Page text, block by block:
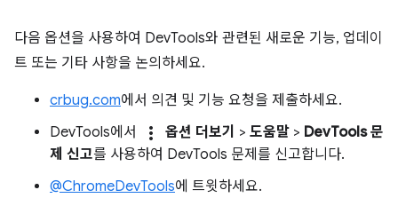
다음 옵션을 사용하여 DevTools와 관련된 새로운 기능, 업데이
트 또는 기타 사항을 논의하세요.
crbug.com에서 의견 및 기능 요청을 제출하세요.
DevTools에서
more_vert 옵션 더보기 > 도움말 > DevTools 문
제 신고를 사용하여 DevTools 문제를 신고합니다.
@ChromeDevTools에 트윗하세요.